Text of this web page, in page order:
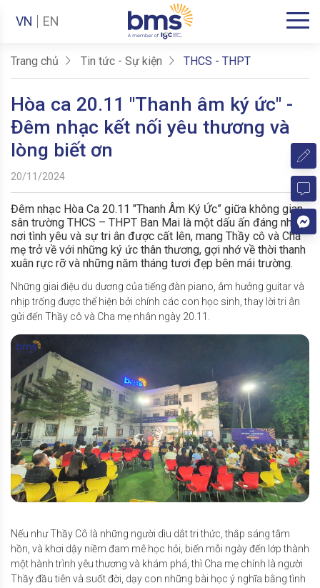
VN EN
Trang chủ Tin tức - Sự kiện THCS - THPT
Hòa ca 20.11 "Thanh âm ký ức" -
Đêm nhạc kết nối yêu thương và
lòng biết ơn
20/11/2024
Đêm nhạc Hòa Ca 20.11 "Thanh Âm Ký Ức” giữa không gian
sân trường THCS – THPT Ban Mai là một dấu ấn đáng nhớ,
nơi tình yêu và sự tri ân được cất lên, mang Thầy cô và Cha
mẹ trở về với những ký ức thân thương, gợi nhớ về thời thanh
xuân rực rỡ và những năm tháng tươi đẹp bên mái trường.
Những giai điệu du dương của tiếng đàn piano, âm hưởng guitar và
nhịp trống được thể hiện bởi chính các con học sinh, thay lời tri ân
gửi đến Thầy cô và Cha mẹ nhân ngày 20.11.
Nếu như Thầy Cô là những người dìu dắt tri thức, thắp sáng tâm
hồn, và khơi dậy niềm đam mê học hỏi, biến mỗi ngày đến lớp thành
một hành trình yêu thương và khám phá, thì Cha mẹ chính là người
Thầy đầu tiên và suốt đời, dạy con những bài học ý nghĩa bằng tình